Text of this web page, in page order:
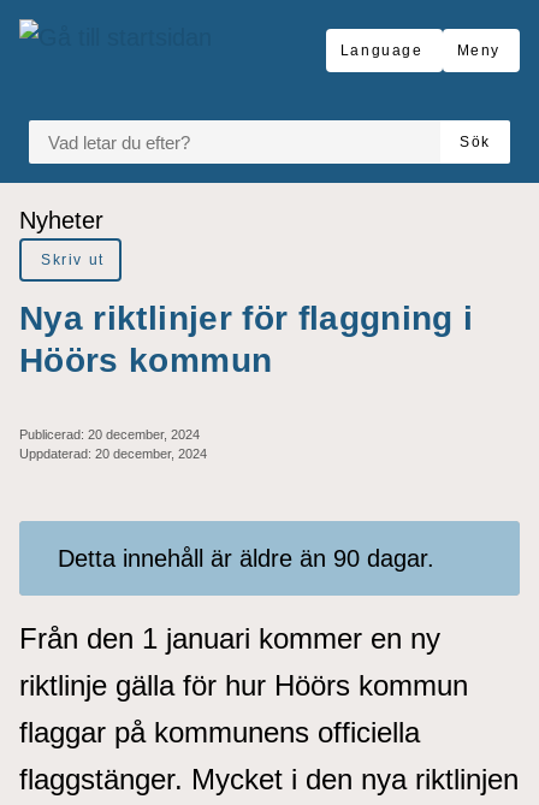
Gå till innehåll
Language Meny
VAD LETAR DU EFTER?
Sök
Du är här:
Nyheter
Skriv ut
Nya riktlinjer för flaggning i
Höörs kommun
Publicerad: 20 december, 2024
Uppdaterad: 20 december, 2024
Detta innehåll är äldre än 90 dagar.
Från den 1 januari kommer en ny
riktlinje gälla för hur Höörs kommun
flaggar på kommunens officiella
flaggstänger. Mycket i den nya riktlinjen